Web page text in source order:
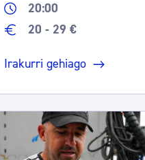
20:00
20 - 29 €
Irakurri gehiago